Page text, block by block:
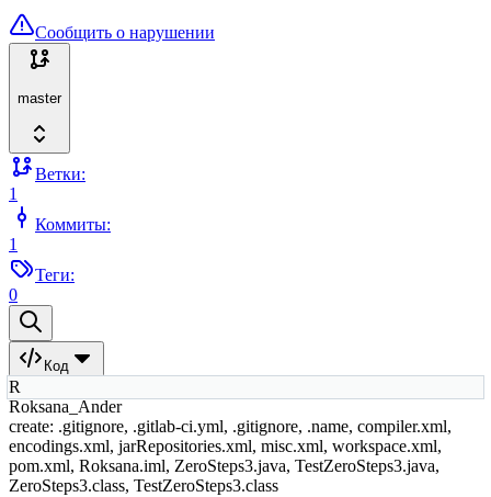
Сообщить о нарушении
master
Ветки:
1
Коммиты:
1
Теги:
0
Код
R
Roksana_Ander
create: .gitignore, .gitlab-ci.yml, .gitignore, .name, compiler.xml,
encodings.xml, jarRepositories.xml, misc.xml, workspace.xml,
pom.xml, Roksana.iml, ZeroSteps3.java, TestZeroSteps3.java,
ZeroSteps3.class, TestZeroSteps3.class